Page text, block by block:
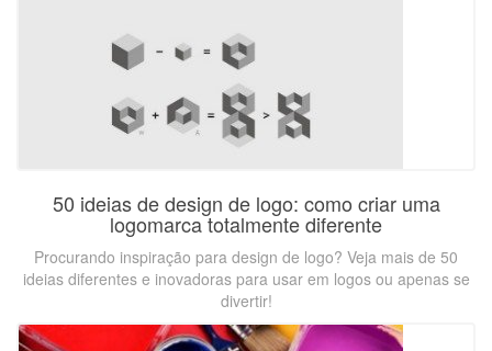
50 ideias de design de logo: como criar uma
logomarca totalmente diferente
Procurando inspiração para design de logo? Veja mais de 50
ideias diferentes e inovadoras para usar em logos ou apenas se
divertir!